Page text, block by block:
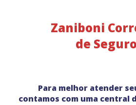
Zaniboni
de
Para melhor atender
contamos com uma central